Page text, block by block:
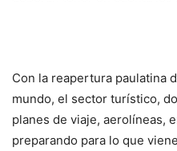
Con la reapertura paulatina
mundo, el sector turístico,
planes de viaje, aerolíneas,
preparando para lo que